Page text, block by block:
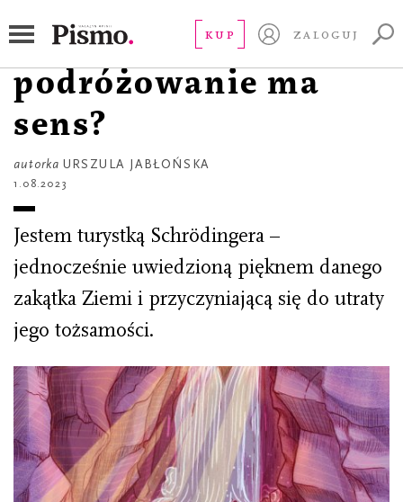
KUP ZALOGUJ
Overtourism. Czy
podróżowanie ma
sens?
autorka URSZULA JABŁOŃSKA
1.08.2023
Jestem turystką Schrödingera –
jednocześnie uwiedzioną pięknem danego
zakątka Ziemi i przyczyniającą się do utraty
jego tożsamości.